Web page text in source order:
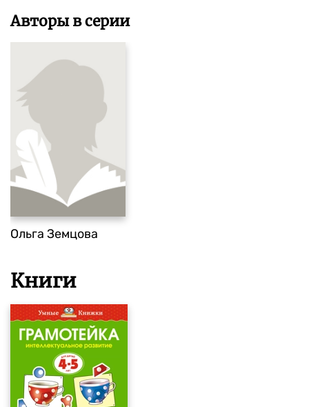
Авторы в серии
Ольга Земцова
Книги